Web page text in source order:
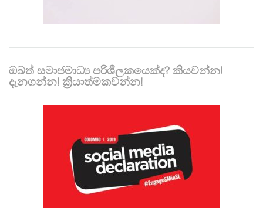
ඔබත් සමාජමාධ්‍ය පරිශීලකයෙක්ද? කියවන්න!
දැනගන්න! ක්‍රියාත්මකවන්න!